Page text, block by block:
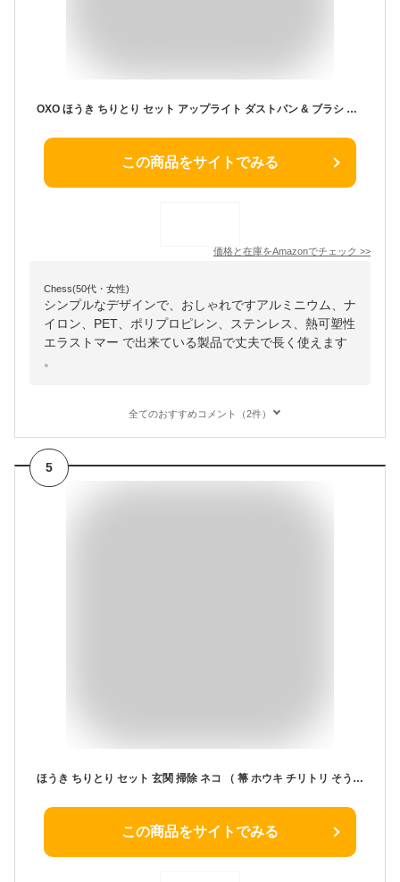
OXO ほうき ちりとり セット アップライト ダストパン & ブラシ オレンジ
この商品をサイトでみる
価格と在庫をAmazonでチェック >>
Chess(50代・女性)
シンプルなデザインで、おしゃれですアルミニウム、ナ
イロン、PET、ポリプロピレン、ステンレス、熱可塑性
エラストマー で出来ている製品で丈夫で長く使えます
。
全てのおすすめコメント（2件）
5
ほうき ちりとり セット 玄関 掃除 ネコ （ 箒 ホウキ チリトリ そうじ 清掃 掃き掃除 ブルーム ダストパン ゴミ 塵 ベランダ 庭 掃除グッズ 清掃道具 清掃用品 清掃グッズ 年末年始 大掃除 新生活 1人暮らし 一人暮らし ）
この商品をサイトでみる